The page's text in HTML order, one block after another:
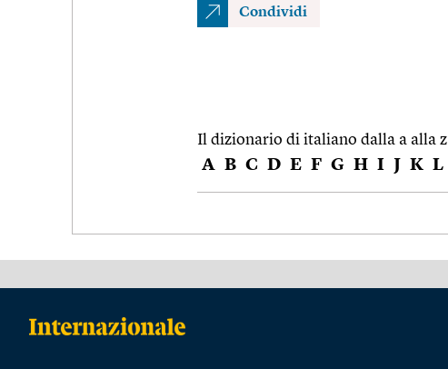
Condividi
Il dizionario di italiano dalla a alla z
A B C D E F G H I J K L